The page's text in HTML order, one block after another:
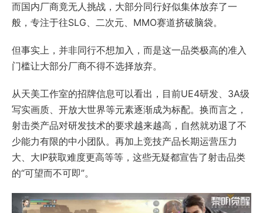
而国内厂商竟无人挑战，大部分同行好似集体放弃了一
般，专注于往SLG、二次元、MMO赛道挤破脑袋。
但事实上，并非同行不想加入，而是这一品类极高的准入
门槛让大部分厂商不得不选择放弃。
从天美工作室的招牌信息可以看出，目前UE4研发、3A级
写实画质、开放大世界等元素逐渐成为标配。换而言之，
射击类产品对研发技术的要求越来越高，自然就劝退了不
少能力有限的中小团队。再加上竞技产品长期运营压力
大、大IP获取难度更高等等，这些无疑都宣告了射击品类
的“可望而不可即”。